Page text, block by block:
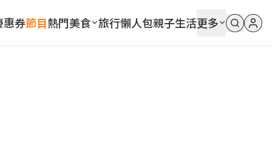
惠券節目熱門美食 旅行懶人包親子生活更多